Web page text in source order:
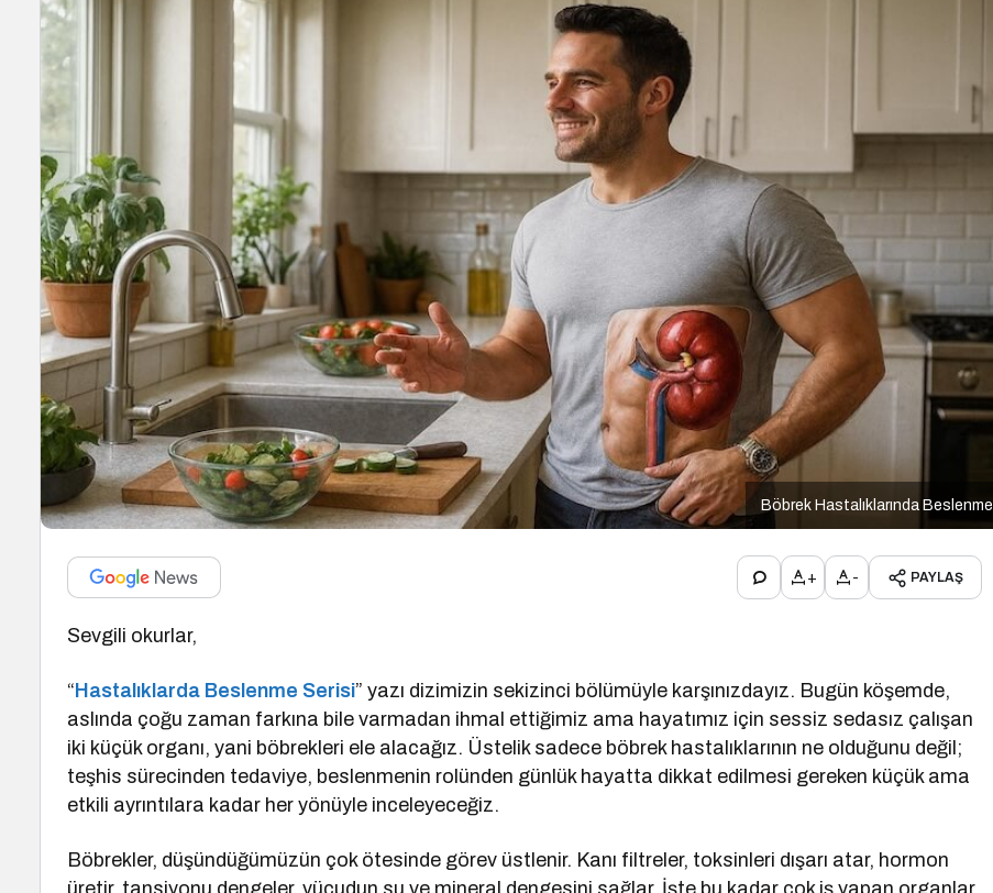
Böbrek Hastalıklarında Beslenme
+ - PAYLAŞ
Sevgili okurlar,
“ Hastalıklarda Beslenme Serisi” yazı dizimizin sekizinci bölümüyle karşınızdayız. Bugün köşemde,
aslında çoğu zaman farkına bile varmadan ihmal ettiğimiz ama hayatımız için sessiz sedasız çalışan
iki küçük organı, yani böbrekleri ele alacağız. Üstelik sadece böbrek hastalıklarının ne olduğunu değil;
teşhis sürecinden tedaviye, beslenmenin rolünden günlük hayatta dikkat edilmesi gereken küçük ama
etkili ayrıntılara kadar her yönüyle inceleyeceğiz.
Böbrekler, düşündüğümüzün çok ötesinde görev üstlenir. Kanı filtreler, toksinleri dışarı atar, hormon
üretir, tansiyonu dengeler, vücudun su ve mineral dengesini sağlar. İşte bu kadar çok iş yapan organlar,